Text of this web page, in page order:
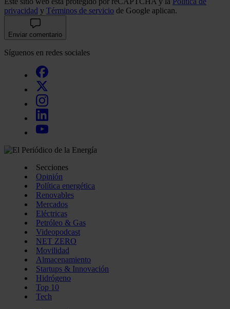
privacidad y Términos de servicio de Google aplican.
Enviar comentario
Síguenos en redes sociales
Secciones
Opinión
Política energética
Renovables
Mercados
Eléctricas
Petróleo & Gas
Videopodcast
NET ZERO
Movilidad
Almacenamiento
Startups & Innovación
Hidrógeno
Top 10
Tech